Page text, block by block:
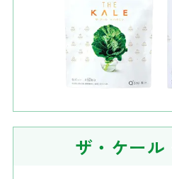
ザ・ケール